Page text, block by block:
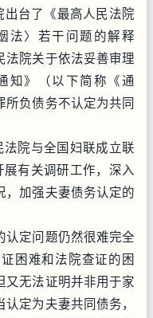
台了《最高人民法院
法〉若干问题的解释
法院关于依法妥善审理
知》（以下简称《通
负债务不认定为共同
院与全国妇联成立联
有关调研工作，深入
，加强夫妻债务认定的
认定问题仍然很难完全
困难和法院查证的困
又无法证明并非用于家
定为夫妻共同债务，